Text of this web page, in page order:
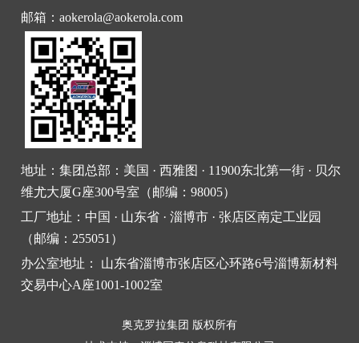
邮箱：aokerola@aokerola.com
地址：集团总部：美国 · 西雅图 · 11900东北第一街 · 贝尔
维尤大厦G座300号室（邮编：98005）
工厂地址：中国 · 山东省 · 淄博市 · 张店区南定工业园
（邮编：255051）
办公室地址： 山东省淄博市张店区心环路6号淄博新材料
交易中心A座1001-1002室
奥克罗拉集团 版权所有